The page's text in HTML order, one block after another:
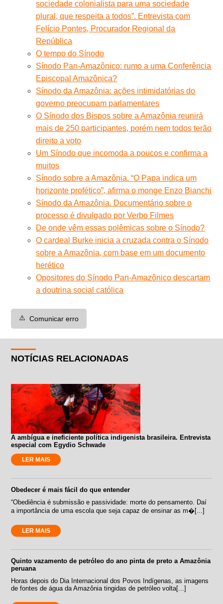
sociedade colonialista para uma sociedade
plural, que respeita a todos”. Entrevista com
Felício Pontes, Procurador Regional da
República
O tempo do Sínodo
Sínodo Pan-Amazônico: rumo a uma Conferência
Episcopal Amazônica?
Sínodo da Amazônia: ações intimidatórias do
governo preocupam parlamentares
O Sínodo dos Bispos sobre a Amazônia reunirá
mais de 250 participantes, porém nem todos terão
direito a voto
Um Sínodo que incomoda a poucos e confirma a
muitos
Sínodo sobre a Amazônia. “O Papa indica um
horizonte profético”, afirma o monge Enzo Bianchi
Sínodo da Amazônia. Documentário sobre o
processo é divulgado por Verbo Filmes
De onde vêm essas polêmicas sobre o Sínodo?
O cardeal Burke inicia a cruzada contra o Sínodo
sobre a Amazônia, com base em um documento
herético
Opositores do Sínodo Pan-Amazônico descartam
a doutrina social católica
⚠️ Comunicar erro
NOTÍCIAS RELACIONADAS
A ambígua e ineficiente política indigenista brasileira. Entrevista
especial com Egydio Schwade
LER MAIS
Obedecer é mais fácil do que entender
“Obediência é submissão e passividade: morte do pensamento. Daí
a importância de uma escola que seja capaz de ensinar as m�[...]
LER MAIS
Quinto vazamento de petróleo do ano pinta de preto a Amazônia
peruana
Horas depois do Dia Internacional dos Povos Indígenas, as imagens
de fontes de água da Amazônia tingidas de petróleo volta[...]